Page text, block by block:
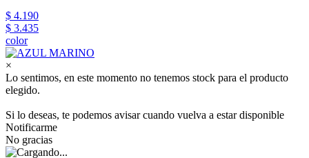
$ 4.190
$ 3.435
color
×
Lo sentimos, en este momento no tenemos stock para el producto
elegido.
Si lo deseas, te podemos avisar cuando vuelva a estar disponible
Notificarme
No gracias